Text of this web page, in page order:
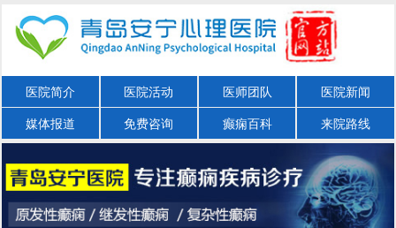
医院简介 医院活动 医师团队 医院新闻
媒体报道 免费咨询 癫痫百科 来院路线